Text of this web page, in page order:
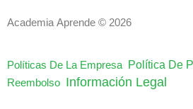
Academia Aprende © 2026
Políticas De La Empresa Política De
Reembolso Información Legal